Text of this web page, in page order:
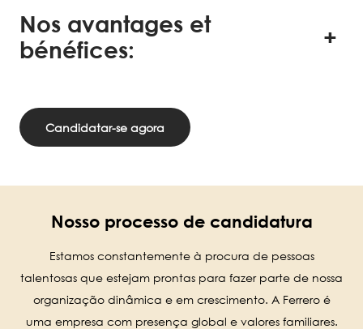
Nos avantages et
bénéfices:
Candidatar-se agora
Nosso processo de candidatura
Estamos constantemente à procura de pessoas
talentosas que estejam prontas para fazer parte de nossa
organização dinâmica e em crescimento. A Ferrero é
uma empresa com presença global e valores familiares.